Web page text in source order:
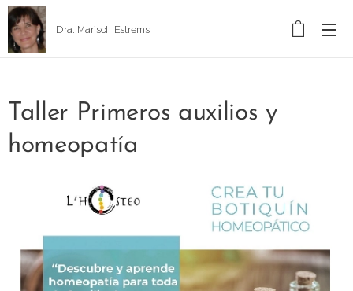
Dra. Marisol Estrems
Taller Primeros auxilios y
homeopatía